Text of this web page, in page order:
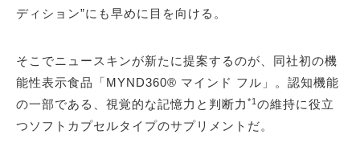
ディション”にも早めに目を向ける。
そこでニュースキンが新たに提案するのが、同社初の機
能性表示食品「MYND360® マインド フル」。認知機能
の一部である、視覚的な記憶力と判断力 *1 の維持に役立
つソフトカプセルタイプのサプリメントだ。